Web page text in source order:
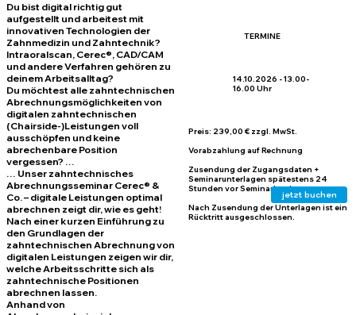
Du bist digital richtig gut
aufgestellt und arbeitest mit
innovativen Technologien der
Zahnmedizin und Zahntechnik?
Intraoralscan, Cerec®, CAD/CAM
und andere Verfahren gehören zu
deinem Arbeitsalltag?
Du möchtest alle zahntechnischen
Abrechnungsmöglichkeiten von
digitalen zahntechnischen
(Chairside-)Leistungen voll
ausschöpfen und keine
abrechenbare Position
vergessen? …
… Unser zahntechnisches
Abrechnungsseminar Cerec® &
Co. – digitale Leistungen optimal
abrechnen zeigt dir, wie es geht!
Nach einer kurzen Einführung zu
den Grundlagen der
zahntechnischen Abrechnung von
digitalen Leistungen zeigen wir dir,
welche Arbeitsschritte sich als
zahntechnische Positionen
abrechnen lassen.
Anhand von
TERMINE
14.10.2026 - 13.00-
16.00 Uhr
Preis: 239,00 € zzgl. MwSt.
Vorabzahlung auf Rechnung
Zusendung der Zugangsdaten +
Seminarunterlagen spätestens 24
Stunden vor Seminarbeginn
Nach Zusendung der Unterlagen ist ein
Rücktritt ausgeschlossen.
jetzt buchen